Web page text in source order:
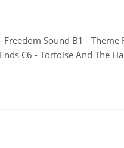
Freedom Sound B1 -
C6 - Tortoise And The